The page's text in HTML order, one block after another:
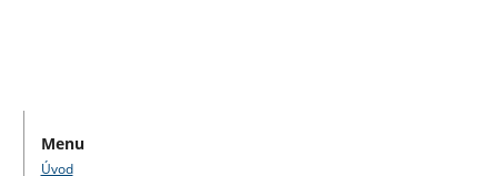
Menu
Úvod